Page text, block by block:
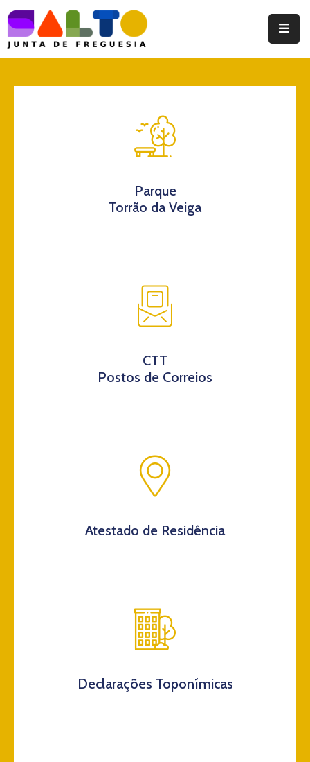
Instituição
Parque
Torrão da Veiga
CTT
Postos de Correios
Atestado de Residência
Declarações Toponímicas